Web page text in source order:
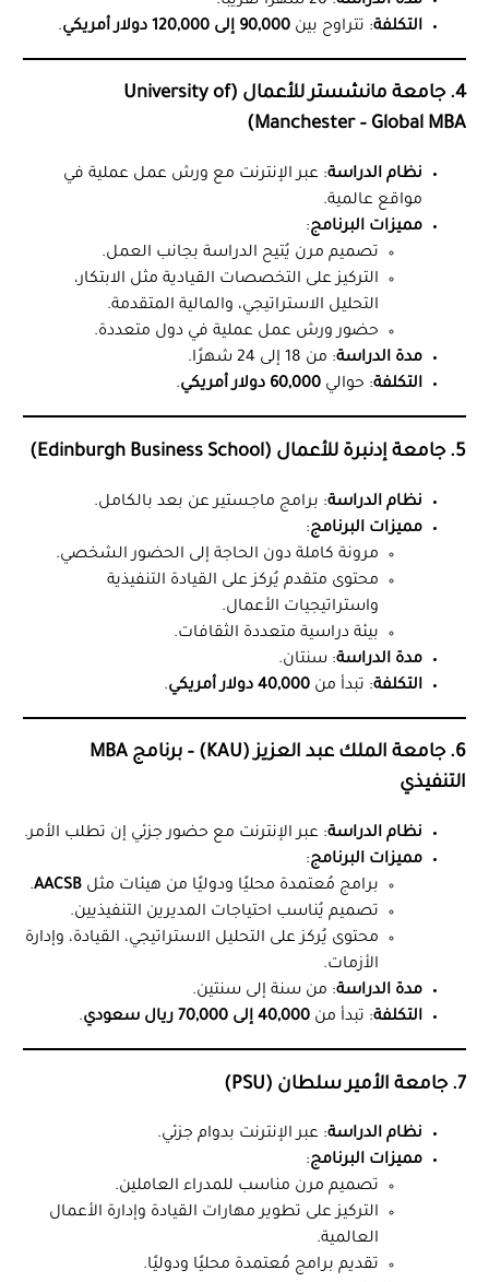
التكلفة: تتراوح بين 90,000 إلى 120,000 دولار أمريكي .
4. جامعة مانشستر للأعمال (University of
Manchester – Global MBA)
نظام الدراسة: عبر الإنترنت مع ورش عمل عملية في
مواقع عالمية.
مميزات البرنامج:
تصميم مرن يُتيح الدراسة بجانب العمل.
التركيز على التخصصات القيادية مثل الابتكار،
التحليل الاستراتيجي، والمالية المتقدمة.
حضور ورش عمل عملية في دول متعددة.
مدة الدراسة: من 18 إلى 24 شهرًا.
التكلفة: حوالي 60,000 دولار أمريكي .
5. جامعة إدنبرة للأعمال (Edinburgh Business School)
نظام الدراسة: برامج ماجستير عن بعد بالكامل.
مميزات البرنامج:
مرونة كاملة دون الحاجة إلى الحضور الشخصي.
محتوى متقدم يُركز على القيادة التنفيذية
واستراتيجيات الأعمال.
بيئة دراسية متعددة الثقافات.
مدة الدراسة: سنتان.
التكلفة: تبدأ من 40,000 دولار أمريكي .
6. جامعة الملك عبد العزيز (KAU) – برنامج MBA
التنفيذي
نظام الدراسة: عبر الإنترنت مع حضور جزئي إن تطلب الأمر.
مميزات البرنامج:
برامج مُعتمدة محليًا ودوليًا من هيئات مثل AACSB
.
تصميم يُناسب احتياجات المديرين التنفيذيين.
محتوى يُركز على التحليل الاستراتيجي، القيادة، وإدارة
الأزمات.
مدة الدراسة: من سنة إلى سنتين.
التكلفة: تبدأ من 40,000 إلى 70,000 ريال سعودي .
7. جامعة الأمير سلطان (PSU)
نظام الدراسة: عبر الإنترنت بدوام جزئي.
مميزات البرنامج:
تصميم مرن مناسب للمدراء العاملين.
التركيز على تطوير مهارات القيادة وإدارة الأعمال
العالمية.
تقديم برامج مُعتمدة محليًا ودوليًا.